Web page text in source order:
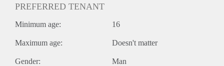
PREFERRED TENANT
Minimum age: 16
Maximum age: Doesn't matter
Gender: Man